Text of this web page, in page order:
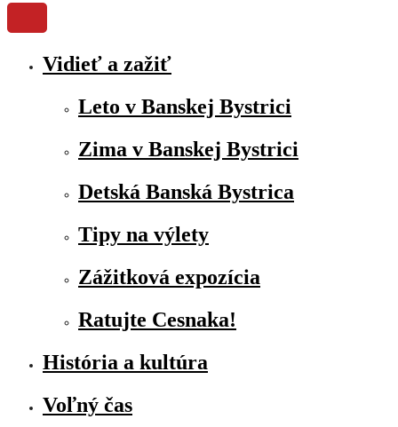
Vidieť a zažiť
Leto v Banskej Bystrici
Zima v Banskej Bystrici
Detská Banská Bystrica
Tipy na výlety
Zážitková expozícia
Ratujte Cesnaka!
História a kultúra
Voľný čas